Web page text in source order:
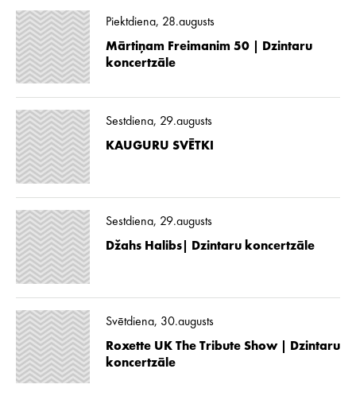
Piektdiena, 28.augusts
Mārtiņam Freimanim 50 | Dzintaru
koncertzāle
Sestdiena, 29.augusts
KAUGURU SVĒTKI
Sestdiena, 29.augusts
Džahs Halibs| Dzintaru koncertzāle
Svētdiena, 30.augusts
Roxette UK The Tribute Show | Dzintaru
koncertzāle